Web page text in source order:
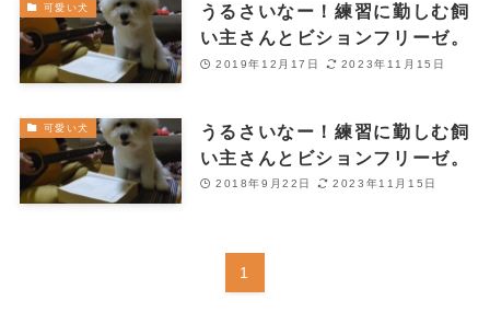
可愛い犬
うるさいなー！練習に勤しむ飼
い主さんとビションフリーゼ。
2019年12月17日 2023年11月15日
可愛い犬
うるさいなー！練習に勤しむ飼
い主さんとビションフリーゼ。
2018年9月22日 2023年11月15日
1